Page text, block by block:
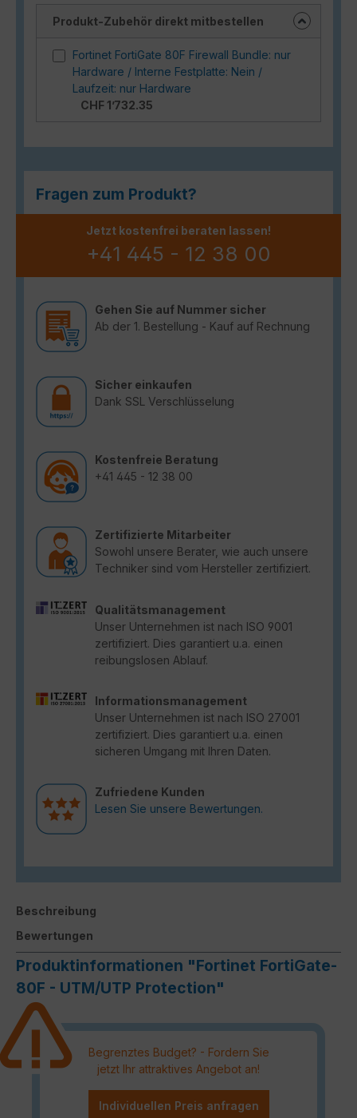
Produkt-Zubehör direkt mitbestellen
Fortinet FortiGate 80F Firewall Bundle: nur
Hardware / Interne Festplatte: Nein /
Laufzeit: nur Hardware
CHF 1’732.35
Fragen zum Produkt?
Jetzt kostenfrei beraten lassen!
+41 445 - 12 38 00
Gehen Sie auf Nummer sicher
Ab der 1. Bestellung - Kauf auf Rechnung
Sicher einkaufen
Dank SSL Verschlüsselung
Kostenfreie Beratung
+41 445 - 12 38 00
Zertifizierte Mitarbeiter
Sowohl unsere Berater, wie auch unsere
Techniker sind vom Hersteller zertifiziert.
Qualitätsmanagement
Unser Unternehmen ist nach ISO 9001
zertifiziert. Dies garantiert u.a. einen
reibungslosen Ablauf.
Informationsmanagement
Unser Unternehmen ist nach ISO 27001
zertifiziert. Dies garantiert u.a. einen
sicheren Umgang mit Ihren Daten.
Zufriedene Kunden
Lesen Sie unsere Bewertungen.
Beschreibung
Bewertungen
Produktinformationen "Fortinet FortiGate-
80F - UTM/UTP Protection"
Begrenztes Budget? - Fordern Sie
jetzt Ihr attraktives Angebot an!
Individuellen Preis anfragen